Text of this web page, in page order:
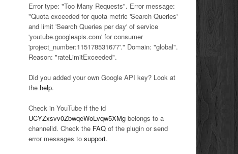
Error type: "Too Many Requests". Error message:
"Quota exceeded for quota metric 'Search Queries'
and limit 'Search Queries per day' of service
'youtube.googleapis.com' for consumer
'project_number:115178531677'." Domain: "global".
Reason: "rateLimitExceeded".
Did you added your own Google API key? Look at
the help.
Check in YouTube if the id
UCYZxsvv0ZbwqeWoLvqw5XMg belongs to a
channelid. Check the FAQ of the plugin or send
error messages to support.